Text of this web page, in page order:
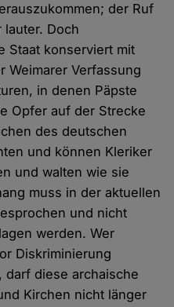
der Ruf
lauter. Doch
Staat konserviert mit
Weimarer Verfassung
in denen Päpste
Opfer auf der Strecke
des deutschen
und können Kleriker
und walten wie sie
muss in der aktuellen
und nicht
werden. Wer
Diskriminierung
darf diese archaische
Kirchen nicht länger